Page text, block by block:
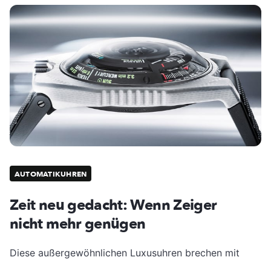
AUTOMATIKUHREN
Zeit neu gedacht: Wenn Zeiger
nicht mehr genügen
Diese außergewöhnlichen Luxusuhren brechen mit